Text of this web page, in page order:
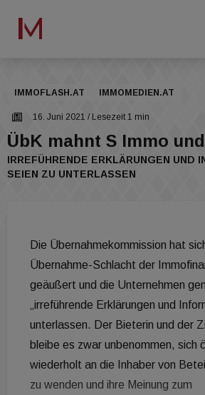
IMMOFLASH.AT IMMOMEDIEN.AT
16. Juni 2021 / Lesezeit 1 min
ÜbK mahnt S Immo
IRREFÜHRENDE ERKLÄRUNGEN UND
SEIEN ZU UNTERLASSEN
Die Übernahmekommission hat
Übernahme-Schlacht der
geäußert und die Unternehmen
„irreführende Erklärungen und
unterlassen. Der Bieterin und der
bleibe es zwar unbenommen, sich
wiederholt an die Inhaber von
zu wenden und ihre Meinung zum